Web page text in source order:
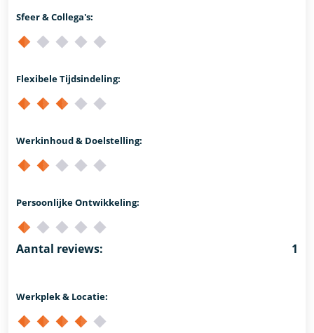
Sfeer & Collega's:
Flexibele Tijdsindeling:
Werkinhoud & Doelstelling:
Persoonlijke Ontwikkeling:
Aantal reviews: 1
Werkplek & Locatie: